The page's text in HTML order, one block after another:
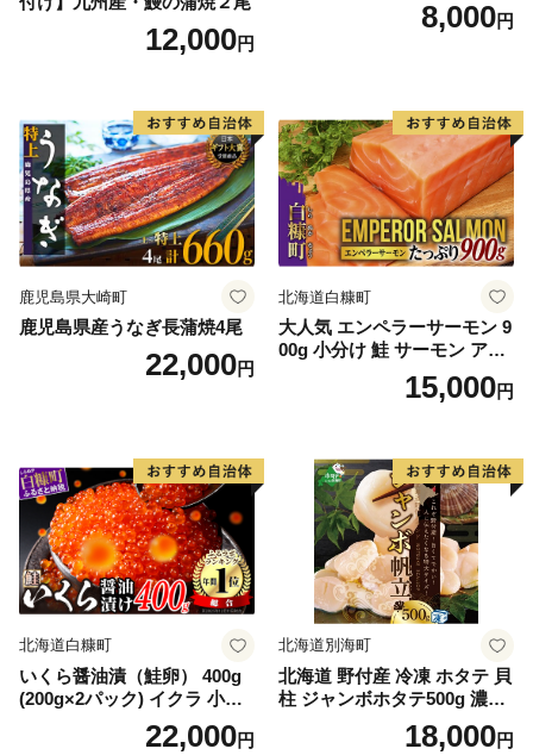
12,000円
8,000円
鹿児島県大崎町
鹿児島県産うなぎ長蒲焼4尾
22,000円
北海道白糠町
大人気 エンペラーサーモン 9
00g 小分け 鮭 サーモン アト
ランティックサーモン 水産
庁長官賞 受賞 さけ シャケ し
満足 美味しい 贈答 生食用 刺
身 お刺身 刺し身 魚介類 海鮮
冷凍 厚切り 薄切り ふるさと
納税 ふるさとチョイス チョ
イス 北海道 白糠町
15,000円
北海道白糠町
いくら醤油漬（鮭卵） 400g
(200g×2パック) イクラ 小分
け いくら醤油漬 鮭いくら い
くら醤油漬け 鮭 鮭卵 ikura
22,000円
北海道別海町
北海道 野付産 冷凍 ホタテ 貝
柱 ジャンボホタテ500g 濃厚
な旨味と甘み （ほたて ホタ
テ 帆立 貝柱 ホタテ貝柱 大玉
18,000円